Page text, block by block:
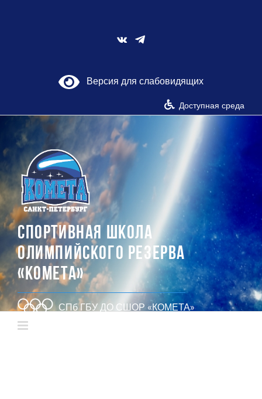
Vk
Версия для слабовидящих
Доступная среда
СПОРТИВНАЯ ШКОЛА
ОЛИМПИЙСКОГО РЕЗЕРВА
«КОМЕТА»
СПб ГБУ ДО СШОР «КОМЕТА»